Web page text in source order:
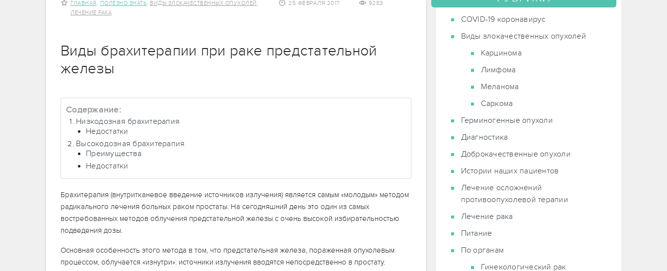
ГЛАВНАЯ , ПОЛЕЗНО ЗНАТЬ, ВИДЫ ЗЛОКАЧЕСТВЕННЫХ ОПУХОЛЕЙ ,
ЛЕЧЕНИЕ РАКА
25 ФЕВРАЛЯ 2017 9283
Виды брахитерапии при раке предстательной
железы
Содержание:
Низкодозная брахитерапия
Недостатки
Высокодозная брахитерапия
Преимущества
Недостатки
Брахитерапия (внутритканевое введение источников излучения) является самым «молодым» методом
радикального лечения больных раком простаты. На сегодняшний день это один из самых
востребованных методов облучения предстательной железы с очень высокой избирательностью
подведения дозы.
Основная особенность этого метода в том, что предстательная железа, пораженная опухолевым
процессом, облучается «изнутри»: источники излучения вводятся непосредственно в простату.
COVID-19 коронавирус
Виды злокачественных опухолей
Карцинома
Лимфома
Меланома
Саркома
Герминогенные опухоли
Диагностика
Доброкачественные опухоли
Истории наших пациентов
Лечение осложнений
противоопухолевой терапии
Лечение рака
Питание
По органам
Гинекологический рак